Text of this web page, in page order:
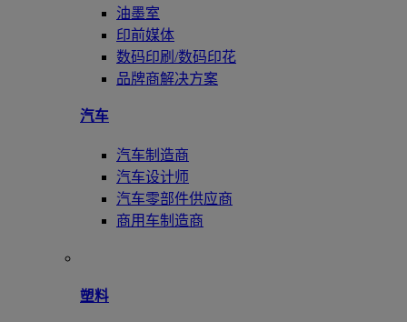
油墨室
印前媒体
数码印刷/数码印花
品牌商解决方案
汽车
汽车制造商
汽车设计师
汽车零部件供应商
商用车制造商
塑料